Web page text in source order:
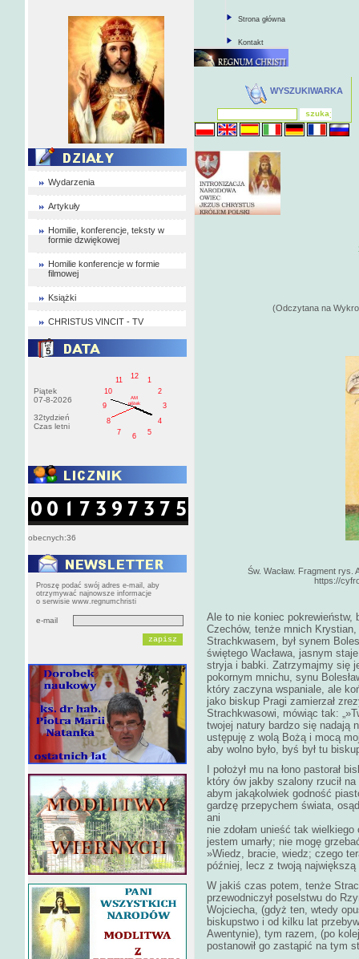
Wydarzenia
Artykuły
Homilie, konferencje, teksty w
formie dzwiękowej
Homilie konferencje w formie
filmowej
Książki
CHRISTUS VINCIT - TV
Piątek
07-8-2026
32tydzień
Czas letni
1
2
3
4
5
6
7
8
9
10
11
12
AM
pištek
obecnych:36
Proszę podać swój adres e-mail, aby
otrzymywać najnowsze informacje
o serwisie www.regnumchristi
e-mail
Strona główna
Kontakt
WYSZUKIWARKA
(Odczytana na
Św. Wacław. Fragment
https://
Ale to nie koniec pokrewieństw,
Czechów, tenże mnich
Strachkwasem, był synem
świętego Wacława, jasnym
stryja i babki. Zatrzymajmy się
pokornym mnichu, synu
który zaczyna wspaniale, ale
jako biskup Pragi zamierzał
Strachkwasowi, mówiąc tak:
twojej natury bardzo się nadają
ustępuję z wolą Bożą i mocą
aby wolno było, byś był tu
I położył mu na łono pastorał
który ów jakby szalony rzucił
abym jakąkolwiek godność
gardzę przepychem świata,
ani
nie zdołam unieść tak
jestem umarły; nie mogę
»Wiedz, bracie, wiedz; czego
później, lecz z twoją największą
W jakiś czas potem, tenże
przewodniczył poselstwu do
Wojciecha, (gdyż ten, wtedy
biskupstwo i od kilku lat
Awentynie), tym razem, (po
postanowił go zastąpić na tym